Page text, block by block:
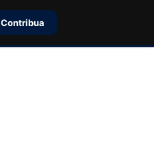
Contribua